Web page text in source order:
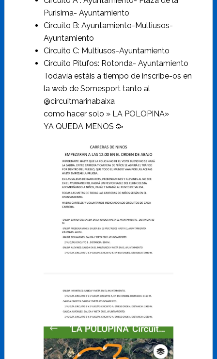
Purisima- Ayuntamiento
Circuito B: Ayuntamiento-Multiusos-
Ayuntamiento
Circuito C: Multiusos-Ayuntamiento
Circuito Pitufos: Rotonda- Ayuntamiento
Todavía estáis a tiempo de inscribe-os en
la web de Somesport tanto al
@circuitmarinabaixa
como hacer solo » LA POLOPINA»
YA QUEDA MENOS 🥳